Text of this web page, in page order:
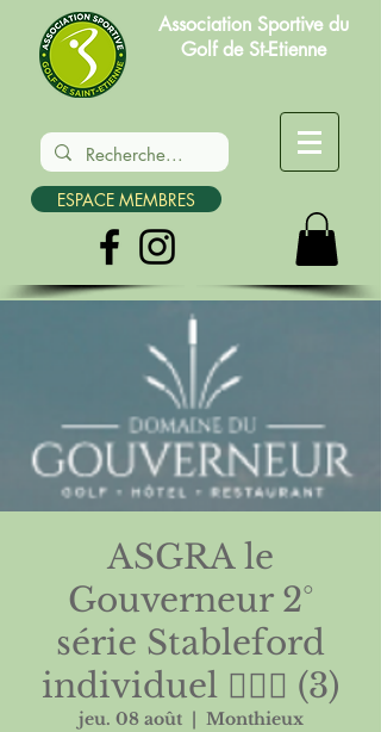
Association Sportive du
Golf de St-Etienne
ESPACE MEMBRES
ASGRA le
Gouverneur 2°
série Stableford
individuel 🏌🏻‍♀️ (3)
jeu. 08 août
  |
Monthieux